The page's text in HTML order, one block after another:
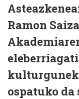
Ramon
ospatuko